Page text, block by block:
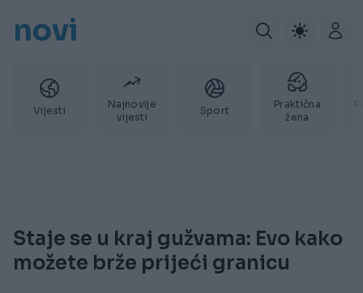
novi
Vijesti
Najnovije
vijesti
Sport
Praktična
žena
Staje se u kraj gužvama: Evo kako
možete brže prijeći granicu